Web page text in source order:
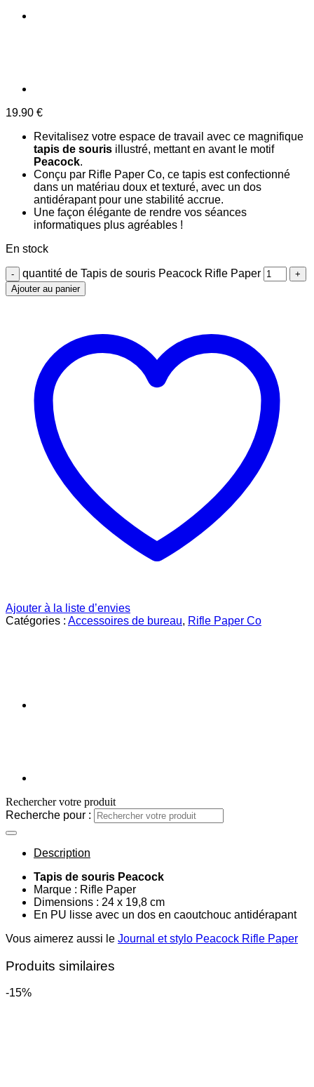
19.90 €
Revitalisez votre espace de travail avec ce magnifique
tapis de souris illustré, mettant en avant le motif
Peacock.
Conçu par Rifle Paper Co, ce tapis est confectionné
dans un matériau doux et texturé, avec un dos
antidérapant pour une stabilité accrue.
Une façon élégante de rendre vos séances
informatiques plus agréables !
En stock
quantité de Tapis de souris Peacock Rifle Paper
Ajouter au panier
Ajouter à la liste d’envies
Catégories : Accessoires de bureau, Rifle Paper Co
Rechercher votre produit
Recherche pour :
Description
Tapis de souris Peacock
Marque : Rifle Paper
Dimensions : 24 x 19,8 cm
En PU lisse avec un dos en caoutchouc antidérapant
Vous aimerez aussi le Journal et stylo Peacock Rifle Paper
Produits similaires
-15%